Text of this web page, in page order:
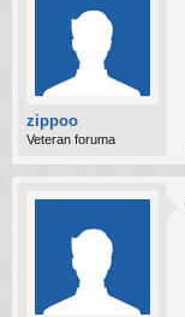
zippoo
Veteran foruma